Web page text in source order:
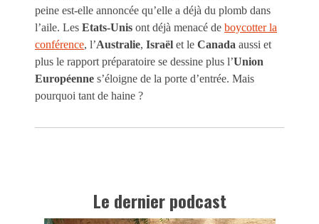
peine est-elle annoncée qu’elle a déjà du plomb dans
l’aile. Les Etats-Unis ont déjà menacé de boycotter la
conférence, l’Australie, Israël et le Canada aussi et
plus le rapport préparatoire se dessine plus l’Union
Européenne s’éloigne de la porte d’entrée. Mais
pourquoi tant de haine ?
Le dernier podcast